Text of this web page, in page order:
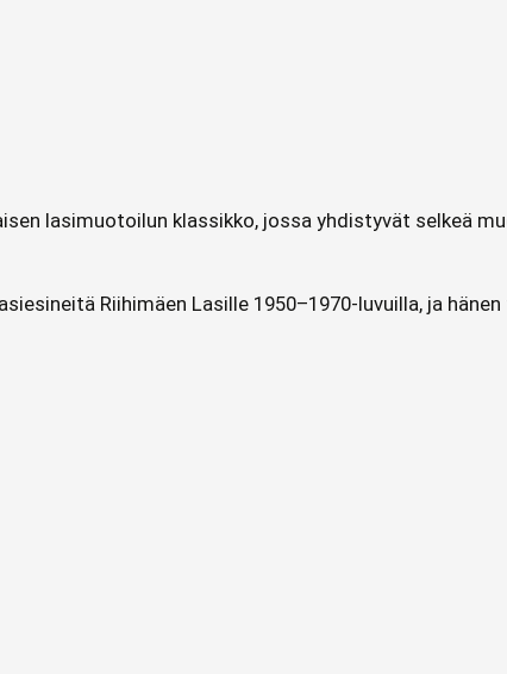
lasimuotoilun klassikko, jossa yhdistyvät selkeä
Riihimäen Lasille 1950–1970-luvuilla, ja